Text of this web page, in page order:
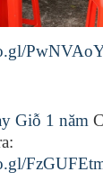
Giỗ 1 năm